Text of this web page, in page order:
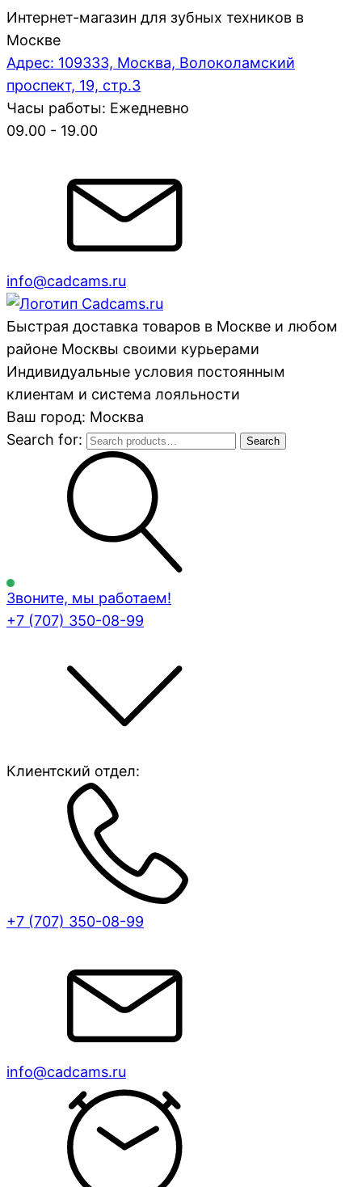
Интернет-магазин для зубных техников в
Москве
Адрес: 109333, Москва, Волоколамский
проспект, 19, стр.3
Часы работы: Ежедневно
09.00 - 19.00
info@cadcams.ru
Быстрая доставка товаров в Москве и любом
районе Москвы своими курьерами
Индивидуальные условия постоянным
клиентам и система лояльности
Ваш город: Москва
Search for:
Search
Звоните, мы работаем!
+7 (707) 350-08-99
Клиентский отдел:
+7 (707) 350-08-99
info@cadcams.ru